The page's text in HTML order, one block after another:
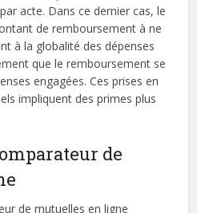
acte. Dans ce dernier cas, le
de remboursement à ne
à la globalité des dépenses
que le remboursement se
engagées. Ces prises en
impliquent des primes plus
de
de mutuelles en ligne